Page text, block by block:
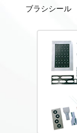
ブラシシール